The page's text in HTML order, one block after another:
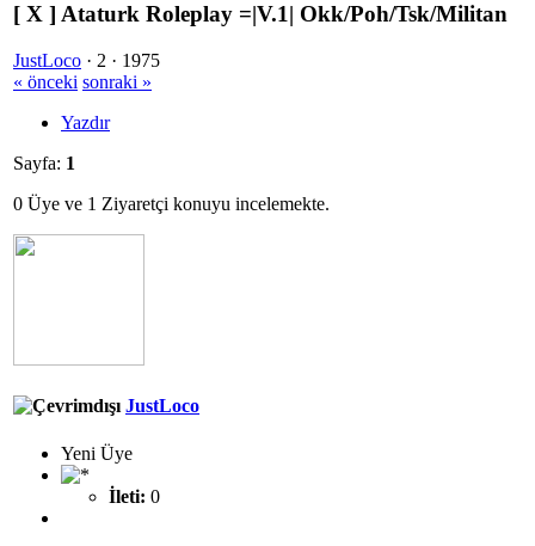
[ X ] Ataturk Roleplay =|V.1| Okk/Poh/Tsk/Militan
JustLoco · 2 · 1975
« önceki sonraki »
Yazdır
Sayfa: 1
0 Üye ve 1 Ziyaretçi konuyu incelemekte.
JustLoco
Yeni Üye
İleti: 0